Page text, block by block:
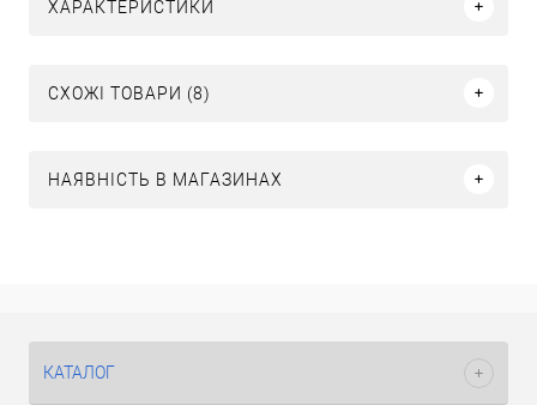
ХАРАКТЕРИСТИКИ
СХОЖІ ТОВАРИ (8)
НАЯВНІСТЬ В МАГАЗИНАХ
КАТАЛОГ